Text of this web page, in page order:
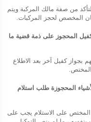
من صفة مالك المركبة ويتم
المخصص لحجز المركبات.
المحجوز على ذمة قضية ما
بجواز كفيل آخر بعد الاطلاع
المختص.
المحجوزة طلب استلام
على الاستلام يجب على